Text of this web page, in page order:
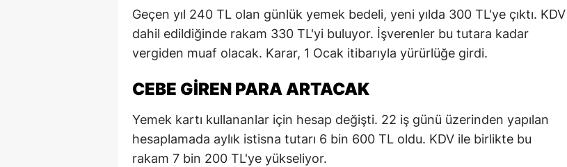
Geçen yıl 240 TL olan günlük yemek bedeli, yeni yılda 300 TL'ye çıktı. KDV
dahil edildiğinde rakam 330 TL'yi buluyor. İşverenler bu tutara kadar
vergiden muaf olacak. Karar, 1 Ocak itibarıyla yürürlüğe girdi.
CEBE GİREN PARA ARTACAK
Yemek kartı kullananlar için hesap değişti. 22 iş günü üzerinden yapılan
hesaplamada aylık istisna tutarı 6 bin 600 TL oldu. KDV ile birlikte bu
rakam 7 bin 200 TL'ye yükseliyor.